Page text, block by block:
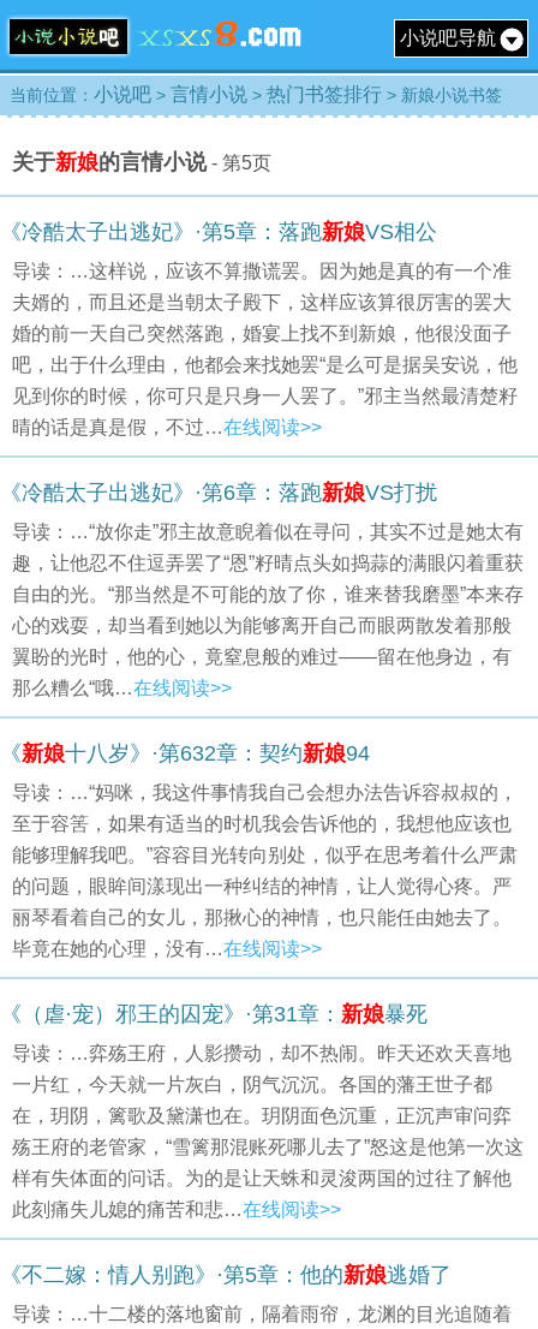
小说吧导航
当前位置： 小说吧 > 言情小说 > 热门书签排行 > 新娘小说书签
关于新娘的言情小说- 第5页
《冷酷太子出逃妃》·第5章：落跑新娘VS相公
导读：…这样说，应该不算撒谎罢。因为她是真的有一个准
夫婿的，而且还是当朝太子殿下，这样应该算很厉害的罢大
婚的前一天自己突然落跑，婚宴上找不到新娘，他很没面子
吧，出于什么理由，他都会来找她罢“是么可是据吴安说，他
见到你的时候，你可只是只身一人罢了。”邪主当然最清楚籽
晴的话是真是假，不过…在线阅读>>
《冷酷太子出逃妃》·第6章：落跑新娘VS打扰
导读：…“放你走”邪主故意睨着似在寻问，其实不过是她太有
趣，让他忍不住逗弄罢了“恩”籽晴点头如捣蒜的满眼闪着重获
自由的光。“那当然是不可能的放了你，谁来替我磨墨”本来存
心的戏耍，却当看到她以为能够离开自己而眼两散发着那般
翼盼的光时，他的心，竟窒息般的难过——留在他身边，有
那么糟么“哦…在线阅读>>
《新娘十八岁》·第632章：契约新娘94
导读：…“妈咪，我这件事情我自己会想办法告诉容叔叔的，
至于容筈，如果有适当的时机我会告诉他的，我想他应该也
能够理解我吧。”容容目光转向别处，似乎在思考着什么严肃
的问题，眼眸间漾现出一种纠结的神情，让人觉得心疼。严
丽琴看着自己的女儿，那揪心的神情，也只能任由她去了。
毕竟在她的心理，没有…在线阅读>>
《（虐·宠）邪王的囚宠》·第31章： 新娘暴死
导读：…弈殇王府，人影攒动，却不热闹。昨天还欢天喜地
一片红，今天就一片灰白，阴气沉沉。各国的藩王世子都
在，玥阴，篱歌及黛潇也在。玥阴面色沉重，正沉声审问弈
殇王府的老管家，“雪篱那混账死哪儿去了”怒这是他第一次这
样有失体面的问话。为的是让天蛛和灵浚两国的过往了解他
此刻痛失儿媳的痛苦和悲…在线阅读>>
《不二嫁：情人别跑》·第5章：他的新娘逃婚了
导读：…十二楼的落地窗前，隔着雨帘，龙渊的目光追随着